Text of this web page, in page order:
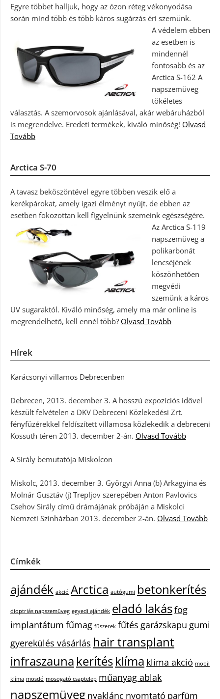
Egyre többet halljuk, hogy az ózon réteg vékonyodása
során mind több és több káros sugárzás éri szemünk.
A védelem ebben
az esetben is
mindennél
fontosabb és az
Arctica S-162 A
napszemüveg
tökéletes
választás. A szemorvosok ajánlásával, akár webáruházból
is megrendelve. Eredeti termékek, kiváló minőség! Olvasd
Tovább
Arctica S-70
A tavasz beköszöntével egyre többen veszik elő a
kerékpárokat, amely igazi élményt nyújt, de ebben az
esetben fokozottan kell figyelnünk szemeink egészségére.
Az Arctica S-119
napszemüveg a
polikarbonát
lencséjének
köszönhetően
megvédi
szemünk a káros
UV sugaraktól. Kiváló minőség, amely ma már online is
megrendelhető, kell ennél több? Olvasd Tovább
Hírek
Karácsonyi villamos Debrecenben
Debrecen, 2013. december 3. A hosszú expozíciós idővel
készült felvételen a DKV Debreceni Közlekedési Zrt.
fényfüzérekkel feldíszített villamosa közlekedik a debreceni
Kossuth téren 2013. december 2-án. Olvasd Tovább
A Sirály bemutatója Miskolcon
Miskolc, 2013. december 3. Györgyi Anna (b) Arkagyina és
Molnár Gusztáv (j) Trepljov szerepében Anton Pavlovics
Csehov Sirály című drámájának próbáján a Miskolci
Nemzeti Színházban 2013. december 2-án. Olvasd Tovább
Címkék
ajándék akció Arctica autógumi betonkerítés
dioptriás napszemüveg egyedi ajándék eladó lakásfog
implantátum fűmag fűszerek fűtés garázskapu gumi
gyerekülés vásárlás hair transplant
infraszauna kerítésklíma klíma akció mobil
klíma mosdó mosogató csaptelep műanyag ablak
napszemüveg nyaklánc nyomtató parfüm